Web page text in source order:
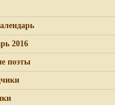
2016
поэты